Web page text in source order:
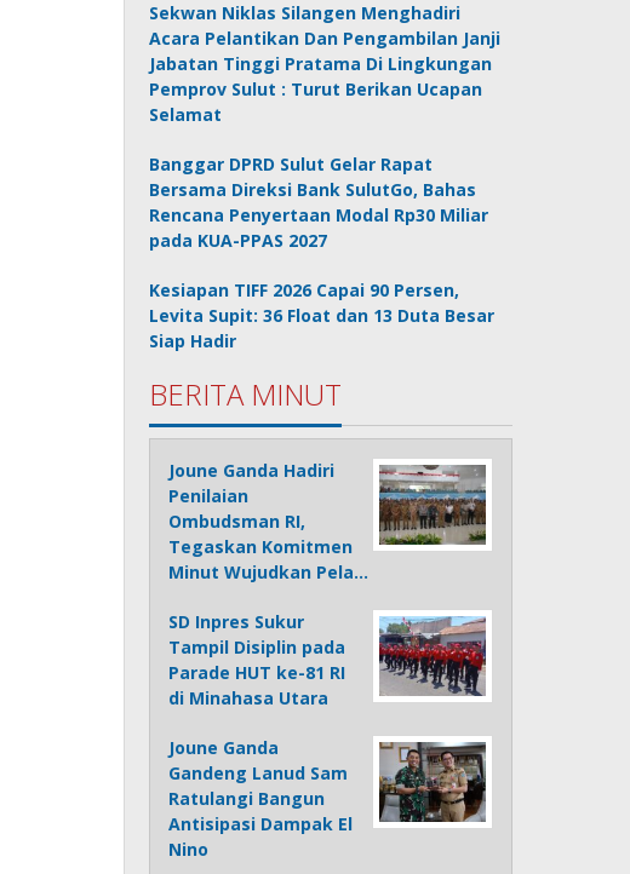
Sekwan Niklas Silangen Menghadiri
Acara Pelantikan Dan Pengambilan Janji
Jabatan Tinggi Pratama Di Lingkungan
Pemprov Sulut : Turut Berikan Ucapan
Selamat
Banggar DPRD Sulut Gelar Rapat
Bersama Direksi Bank SulutGo, Bahas
Rencana Penyertaan Modal Rp30 Miliar
pada KUA-PPAS 2027
Kesiapan TIFF 2026 Capai 90 Persen,
Levita Supit: 36 Float dan 13 Duta Besar
Siap Hadir
BERITA MINUT
Joune Ganda Hadiri
Penilaian
Ombudsman RI,
Tegaskan Komitmen
Minut Wujudkan Pela…
SD Inpres Sukur
Tampil Disiplin pada
Parade HUT ke-81 RI
di Minahasa Utara
Joune Ganda
Gandeng Lanud Sam
Ratulangi Bangun
Antisipasi Dampak El
Nino